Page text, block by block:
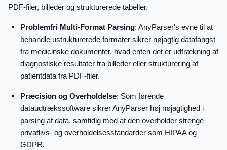
PDF-filer, billeder og strukturerede tabeller.
Problemfri Multi-Format Parsing: AnyParser's evne til at
behandle ustrukturerede formater sikrer nøjagtig datafangst
fra medicinske dokumenter, hvad enten det er udtrækning af
diagnostiske resultater fra billeder eller strukturering af
patientdata fra PDF-filer.
Præcision og Overholdelse: Som førende
dataudtrækssoftware sikrer AnyParser høj nøjagtighed i
parsing af data, samtidig med at den overholder strenge
privatlivs- og overholdelsesstandarder som HIPAA og
GDPR.